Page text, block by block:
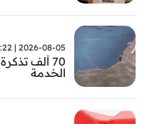
2026-08-05 | 12:22
70 ألف
الخدمة